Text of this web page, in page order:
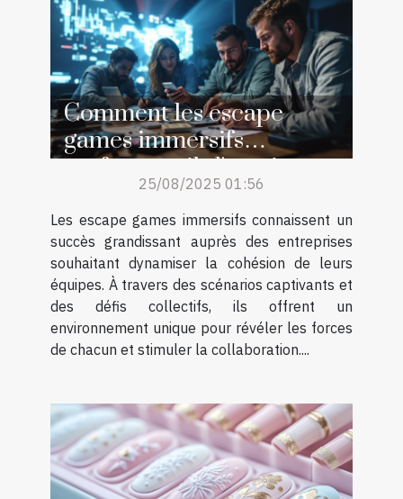
Comment les escape
games immersifs
renforcent-ils l'esprit
d'équipe ?25/08/2025 01:56
Les escape games immersifs connaissent un
succès grandissant auprès des entreprises
souhaitant dynamiser la cohésion de leurs
équipes. À travers des scénarios captivants et
des défis collectifs, ils offrent un
environnement unique pour révéler les forces
de chacun et stimuler la collaboration....